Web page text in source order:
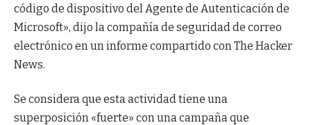
código de dispositivo del Agente de Autenticación de
Microsoft», dijo la compañía de seguridad de correo
electrónico en un informe compartido con The Hacker
News.
Se considera que esta actividad tiene una
superposición «fuerte» con una campaña que